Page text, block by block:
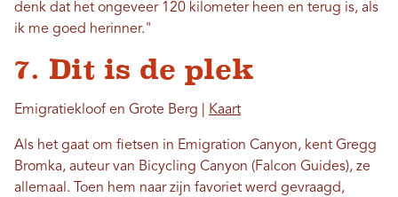
denk dat het ongeveer 120 kilometer heen en terug is, als
ik me goed herinner."
7. Dit is de plek
Emigratiekloof en Grote Berg | Kaart
Als het gaat om fietsen in Emigration Canyon, kent Gregg
Bromka, auteur van Bicycling Canyon (Falcon Guides), ze
allemaal. Toen hem naar zijn favoriet werd gevraagd,